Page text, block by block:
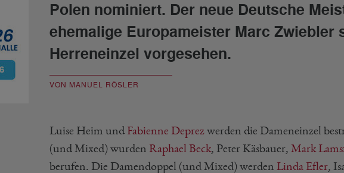
Polen nominiert. Der neue Deutsche
ehemalige Europameister Marc Zwiebler
Herreneinzel vorgesehen.
VON MANUEL RÖSLER
Luise Heim und Fabienne Deprez werden die Dameneinzel
(und Mixed) wurden Raphael Beck, Peter Käsbauer, Mark
berufen. Die Damendoppel (und Mixed) werden Linda Efler,